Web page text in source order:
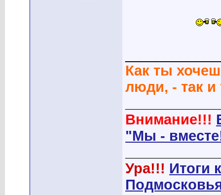
Как ты
люди, - так
Внимание!!!
"Мы -
Ура!!! Итоги